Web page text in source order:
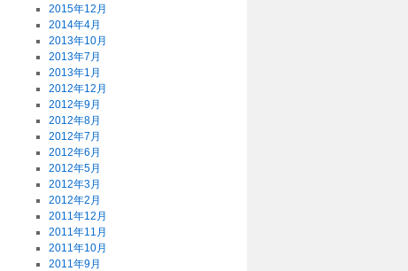
2015年12月
2014年4月
2013年10月
2013年7月
2013年1月
2012年12月
2012年9月
2012年8月
2012年7月
2012年6月
2012年5月
2012年3月
2012年2月
2011年12月
2011年11月
2011年10月
2011年9月